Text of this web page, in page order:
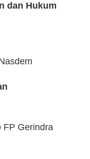
dan Hukum
FP Gerindra